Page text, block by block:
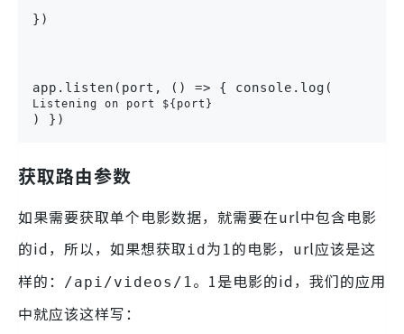
})
app.listen(port, () => { console.log(
Listening on port ${port}
) })
获取路由参数
如果需要获取单个电影数据，就需要在url中包含电影
的id，所以，如果想获取id为1的电影，url应该是这
样的：
/api/videos/1。1是电影的id，我们的应用
中就应该这样写：